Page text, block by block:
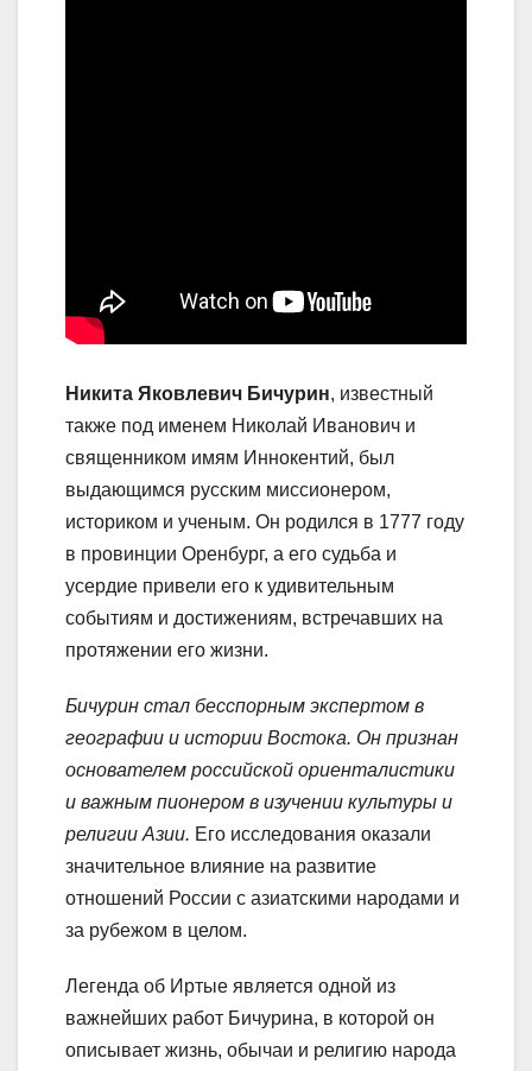
Никита Яковлевич Бичурин, известный
также под именем Николай Иванович и
священником имям Иннокентий, был
выдающимся русским миссионером,
историком и ученым. Он родился в 1777 году
в провинции Оренбург, а его судьба и
усердие привели его к удивительным
событиям и достижениям, встречавших на
протяжении его жизни.
Бичурин стал бесспорным экспертом в
географии и истории Востока. Он признан
основателем российской ориенталистики
и важным пионером в изучении культуры и
религии Азии. Его исследования оказали
значительное влияние на развитие
отношений России с азиатскими народами и
за рубежом в целом.
Легенда об Иртые является одной из
важнейших работ Бичурина, в которой он
описывает жизнь, обычаи и религию народа